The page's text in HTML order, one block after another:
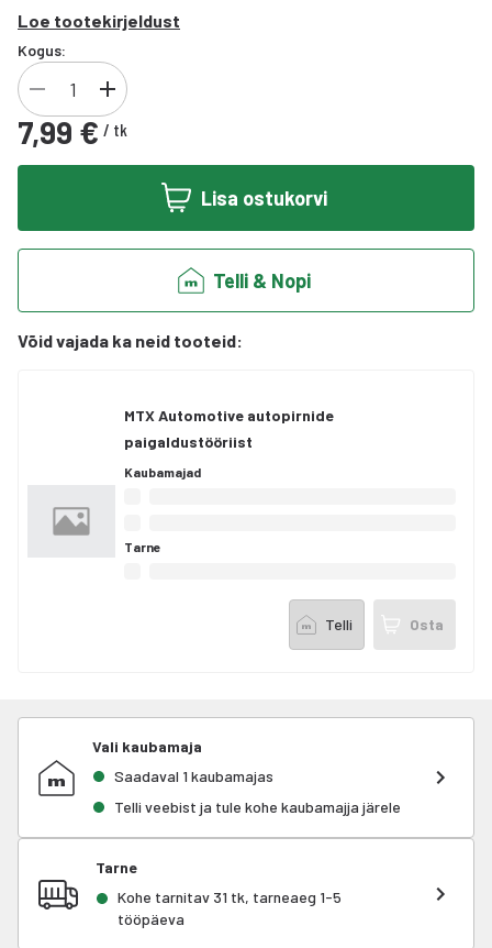
Loe tootekirjeldust
Kogus:
7,99 € / tk
Lisa ostukorvi
Telli & Nopi
Võid vajada ka neid tooteid:
MTX Automotive autopirnide
paigaldustööriist
Kaubamajad
Tarne
Telli Osta
Vali kaubamaja
Saadaval 1 kaubamajas
Telli veebist ja tule kohe kaubamajja järele
Tarne
Kohe tarnitav 31 tk, tarneaeg 1-5
tööpäeva